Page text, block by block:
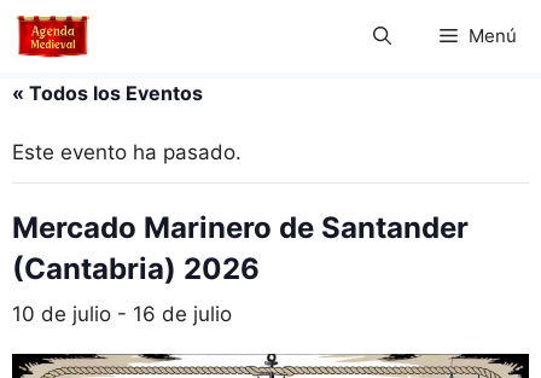
Saltar
Menú
« Todos los Eventos
Este evento ha pasado.
Mercado Marinero de Santander
(Cantabria) 2026
10 de julio - 16 de julio